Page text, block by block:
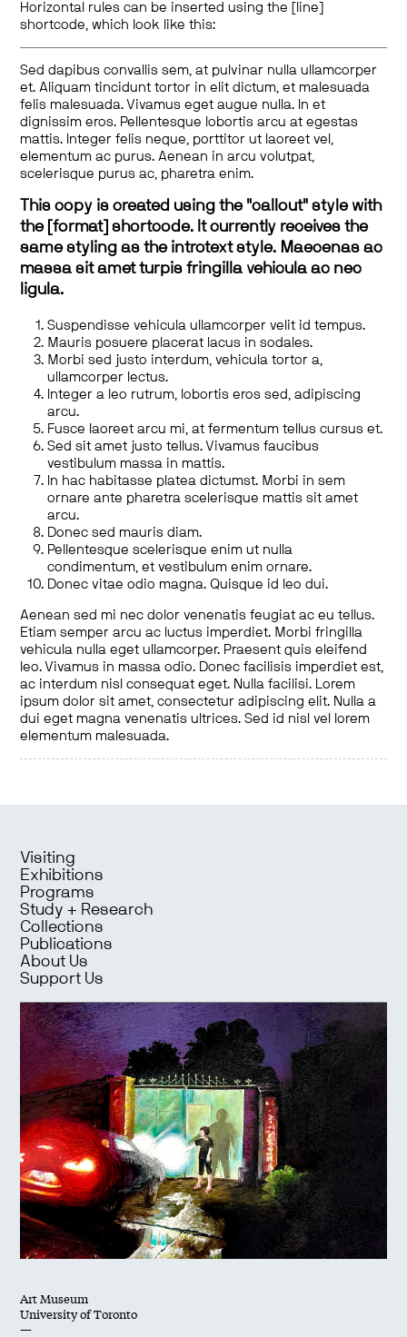
Horizontal rules can be inserted using the [line]
shortcode, which look like this:
Sed dapibus convallis sem, at pulvinar nulla ullamcorper
et. Aliquam tincidunt tortor in elit dictum, et malesuada
felis malesuada. Vivamus eget augue nulla. In et
dignissim eros. Pellentesque lobortis arcu at egestas
mattis. Integer felis neque, porttitor ut laoreet vel,
elementum ac purus. Aenean in arcu volutpat,
scelerisque purus ac, pharetra enim.
This copy is created using the "callout" style with
the [format] shortcode. It currently receives the
same styling as the introtext style. Maecenas ac
massa sit amet turpis fringilla vehicula ac nec
ligula.
Suspendisse vehicula ullamcorper velit id tempus.
Mauris posuere placerat lacus in sodales.
Morbi sed justo interdum, vehicula tortor a,
ullamcorper lectus.
Integer a leo rutrum, lobortis eros sed, adipiscing
arcu.
Fusce laoreet arcu mi, at fermentum tellus cursus et.
Sed sit amet justo tellus. Vivamus faucibus
vestibulum massa in mattis.
In hac habitasse platea dictumst. Morbi in sem
ornare ante pharetra scelerisque mattis sit amet
arcu.
Donec sed mauris diam.
Pellentesque scelerisque enim ut nulla
condimentum, et vestibulum enim ornare.
Donec vitae odio magna. Quisque id leo dui.
Aenean sed mi nec dolor venenatis feugiat ac eu tellus.
Etiam semper arcu ac luctus imperdiet. Morbi fringilla
vehicula nulla eget ullamcorper. Praesent quis eleifend
leo. Vivamus in massa odio. Donec facilisis imperdiet est,
ac interdum nisl consequat eget. Nulla facilisi. Lorem
ipsum dolor sit amet, consectetur adipiscing elit. Nulla a
dui eget magna venenatis ultrices. Sed id nisl vel lorem
elementum malesuada.
Visiting
Exhibitions
Programs
Study + Research
Collections
Publications
About Us
Support Us
Art Museum
University of Toronto
—